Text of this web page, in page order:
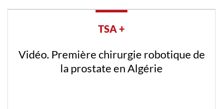
TSA +
Vidéo. Première chirurgie robotique de
la prostate en Algérie